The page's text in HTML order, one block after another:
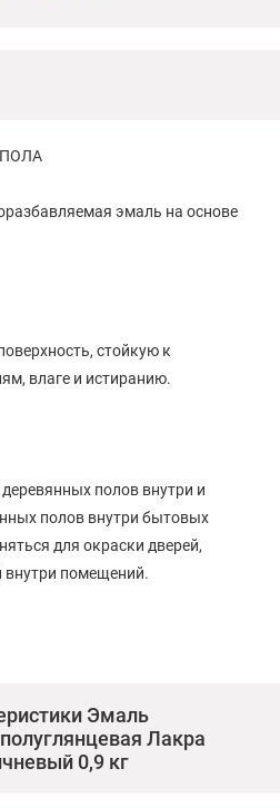
эмаль на основе
стойкую к
влаге и истиранию.
полов внутри и
полов внутри бытовых
для окраски дверей,
внутри помещений.
Эмаль
Лакра
0,9 кг